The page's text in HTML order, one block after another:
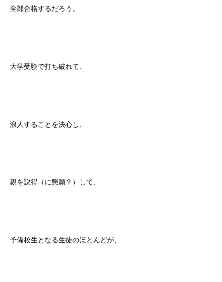
全部合格するだろう。
大学受験で打ち破れて、
浪人することを決心し、
親を説得（に懇願？）して、
予備校生となる生徒のほとんどが、